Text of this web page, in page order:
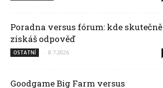
Poradna versus fórum: kde skutečně
získáš odpověď
OSTATNÍ - 8.7.2026
Goodgame Big Farm versus